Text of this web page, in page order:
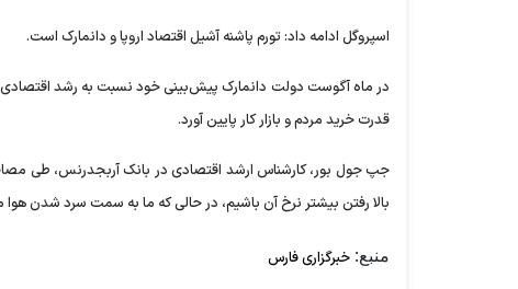
اسپروگل ادامه داد: تورم پاشنه آشیل اقتصاد اروپا و دانمارک است.
در ماه آگوست دولت دانمارک پیش‌بینی خود نسبت به رشد اقتصادی
قدرت خرید مردم و بازار کار پایین آورد.
جپ جول بور، کارشناس ارشد اقتصادی در بانک آربجدرنس، طی
بالا رفتن بیشتر نرخ آن باشیم، در حالی که ما به سمت سرد شدن
منبع: خبرگزاری فارس